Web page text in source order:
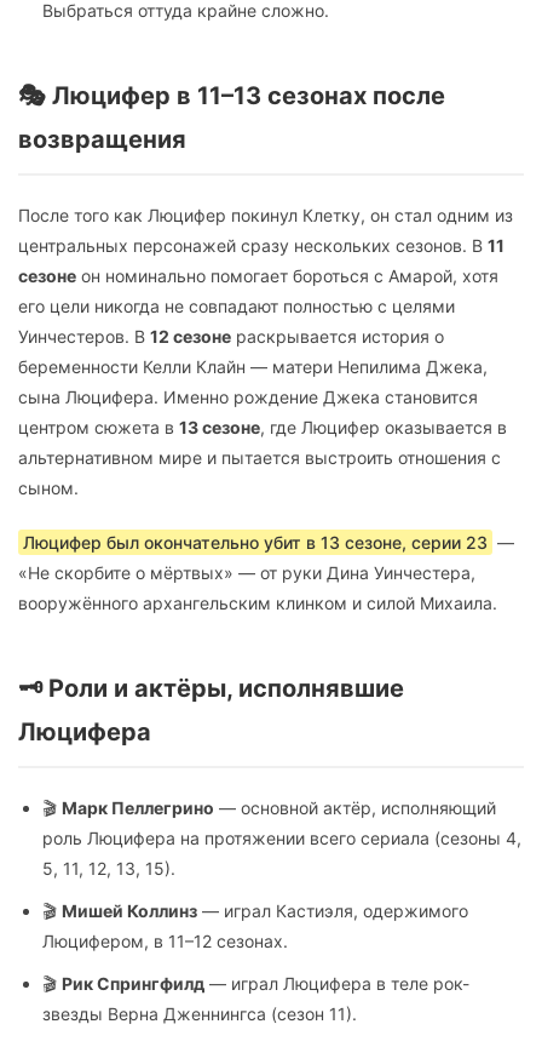
Выбраться оттуда крайне сложно.
🎭 Люцифер в 11–13 сезонах после
возвращения
После того как Люцифер покинул Клетку, он стал одним из
центральных персонажей сразу нескольких сезонов. В 11
сезоне он номинально помогает бороться с Амарой, хотя
его цели никогда не совпадают полностью с целями
Уинчестеров. В 12 сезоне раскрывается история о
беременности Келли Клайн — матери Непилима Джека,
сына Люцифера. Именно рождение Джека становится
центром сюжета в 13 сезоне, где Люцифер оказывается в
альтернативном мире и пытается выстроить отношения с
сыном.
Люцифер был окончательно убит в 13 сезоне, серии 23 —
«Не скорбите о мёртвых» — от руки Дина Уинчестера,
вооружённого архангельским клинком и силой Михаила.
🗝️ Роли и актёры, исполнявшие
Люцифера
🎬 Марк Пеллегрино — основной актёр, исполняющий
роль Люцифера на протяжении всего сериала (сезоны 4,
5, 11, 12, 13, 15).
🎬 Мишей Коллинз — играл Кастиэля, одержимого
Люцифером, в 11–12 сезонах.
🎬 Рик Спрингфилд — играл Люцифера в теле рок-
звезды Верна Дженнингса (сезон 11).